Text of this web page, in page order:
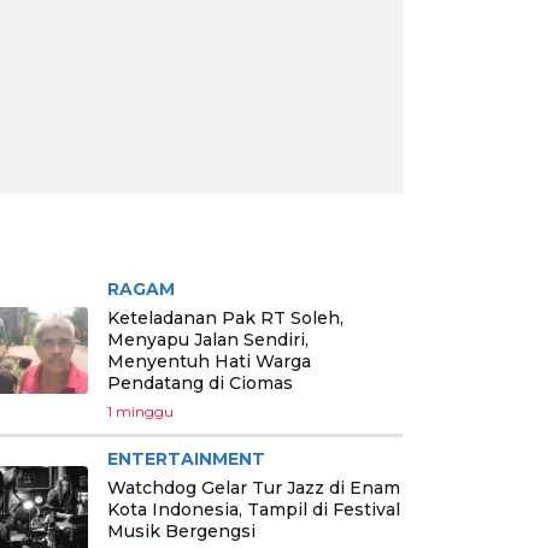
RAGAM
Keteladanan Pak RT Soleh,
Menyapu Jalan Sendiri,
Menyentuh Hati Warga
Pendatang di Ciomas
1 minggu
ENTERTAINMENT
Watchdog Gelar Tur Jazz di Enam
Kota Indonesia, Tampil di Festival
Musik Bergengsi